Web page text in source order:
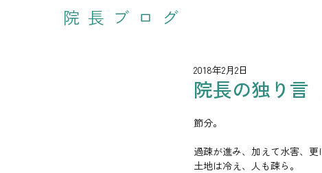
院長ブログ
院長の独り言
2018年2月2日
節分。
過疎が進み、加えて水害、更
土地は冷え、人も疎ら。